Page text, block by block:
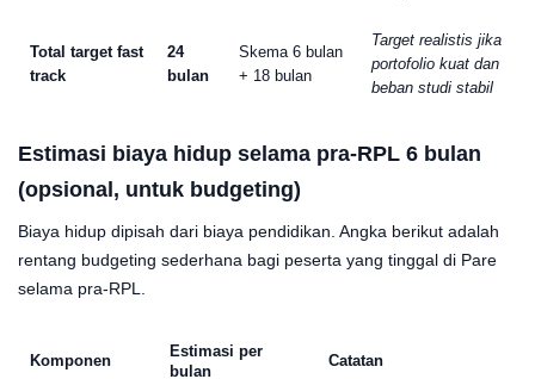
Total target fast
track
24
bulan
Skema 6 bulan
+ 18 bulan
Target realistis jika
portofolio kuat dan
beban studi stabil
Estimasi biaya hidup selama pra-RPL 6 bulan
(opsional, untuk budgeting)
Biaya hidup dipisah dari biaya pendidikan. Angka berikut adalah
rentang budgeting sederhana bagi peserta yang tinggal di Pare
selama pra-RPL.
Komponen
Estimasi per
bulan
Catatan